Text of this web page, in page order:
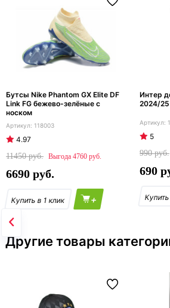
Бутсы Nike Phantom GX Elite DF
Link FG бежево-зелёные с
носком
118003
4.97
11450
4760
6690
+
Интер
2024/25
5
990
690
Другие товары